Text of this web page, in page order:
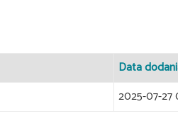
Data
2025-07-27